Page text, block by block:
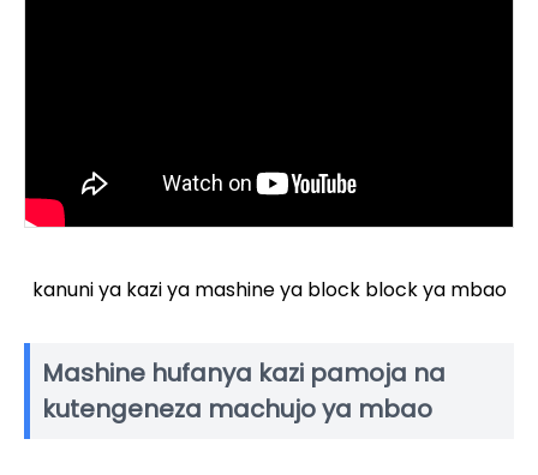
kanuni ya kazi ya mashine ya block block ya mbao
Mashine hufanya kazi pamoja na
kutengeneza machujo ya mbao